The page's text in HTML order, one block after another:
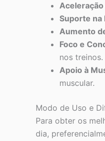
Suporte na
Aumento
Foco e
nos treinos.
Apoio à
muscular.
Modo de Uso e
Para obter os
dia,